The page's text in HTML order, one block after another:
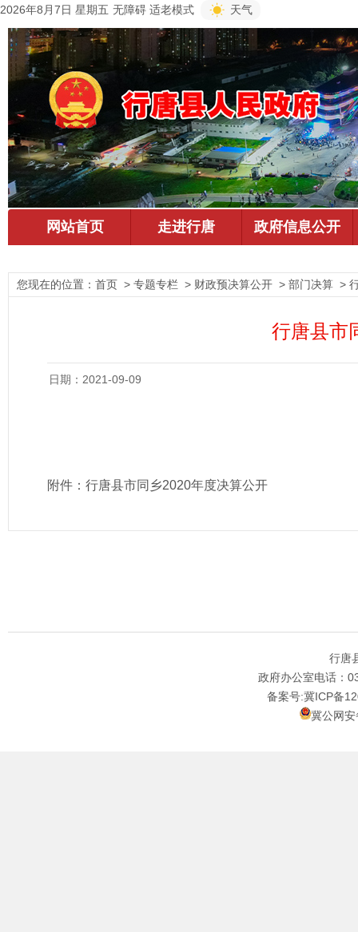
2026年8月7日 星期五 无障碍 适老模式 天气
您现在的位置： 首页 > 专题专栏 > 财政预决算公开 > 部门决算 >
行唐县市
日期：2021-09-09
附件： 行唐县市同乡2020年度决算公开